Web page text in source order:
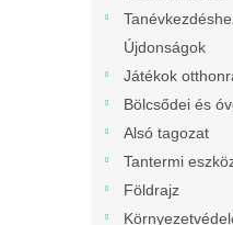
Újdonságok
Játékok
Bölcsődei és
Alsó tagozat
Tantermi
Földrajz